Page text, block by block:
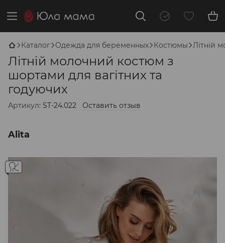
Каталог Одежда для беременных Костюмы Літній
Літній молочний костюм з
шортами для вагітних та
годуючих
Артикул: ST-24.022 Оставить отзыв
Alita